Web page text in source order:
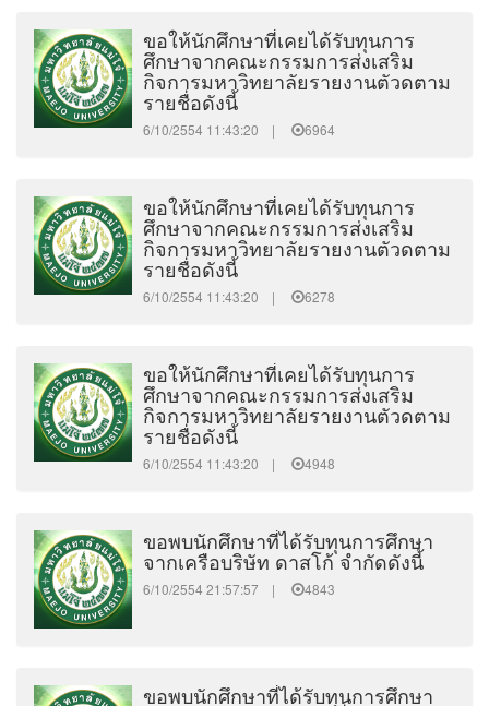
ขอให้นักศึกษาที่เคยได้รับทุนการ
ศึกษาจากคณะกรรมการส่งเสริม
กิจการมหาวิทยาลัยรายงานตัวดตาม
รายชื่อดังนี้
6/10/2554 11:43:20 | 6964
ขอให้นักศึกษาที่เคยได้รับทุนการ
ศึกษาจากคณะกรรมการส่งเสริม
กิจการมหาวิทยาลัยรายงานตัวดตาม
รายชื่อดังนี้
6/10/2554 11:43:20 | 6278
ขอให้นักศึกษาที่เคยได้รับทุนการ
ศึกษาจากคณะกรรมการส่งเสริม
กิจการมหาวิทยาลัยรายงานตัวดตาม
รายชื่อดังนี้
6/10/2554 11:43:20 | 4948
ขอพบนักศึกษาที่ได้รับทุนการศึกษา
จากเครือบริษัท ดาสโก้ จำกัดดังนี้
6/10/2554 21:57:57 | 4843
ขอพบนักศึกษาที่ได้รับทุนการศึกษา